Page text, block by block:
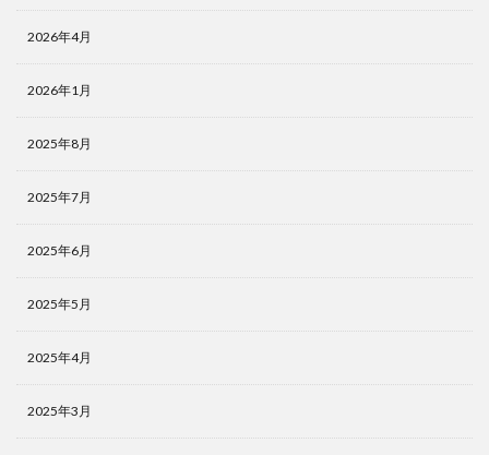
2026年4月
2026年1月
2025年8月
2025年7月
2025年6月
2025年5月
2025年4月
2025年3月